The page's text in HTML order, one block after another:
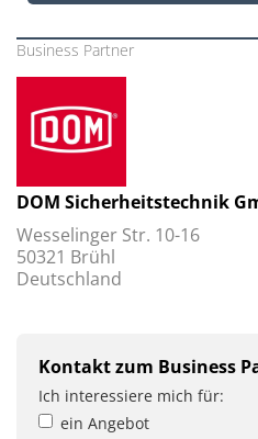
Business Partner
DOM Sicherheitstechnik
Wesselinger Str. 10-16
50321 Brühl
Deutschland
Kontakt zum Business
Ich interessiere mich für:
ein Angebot